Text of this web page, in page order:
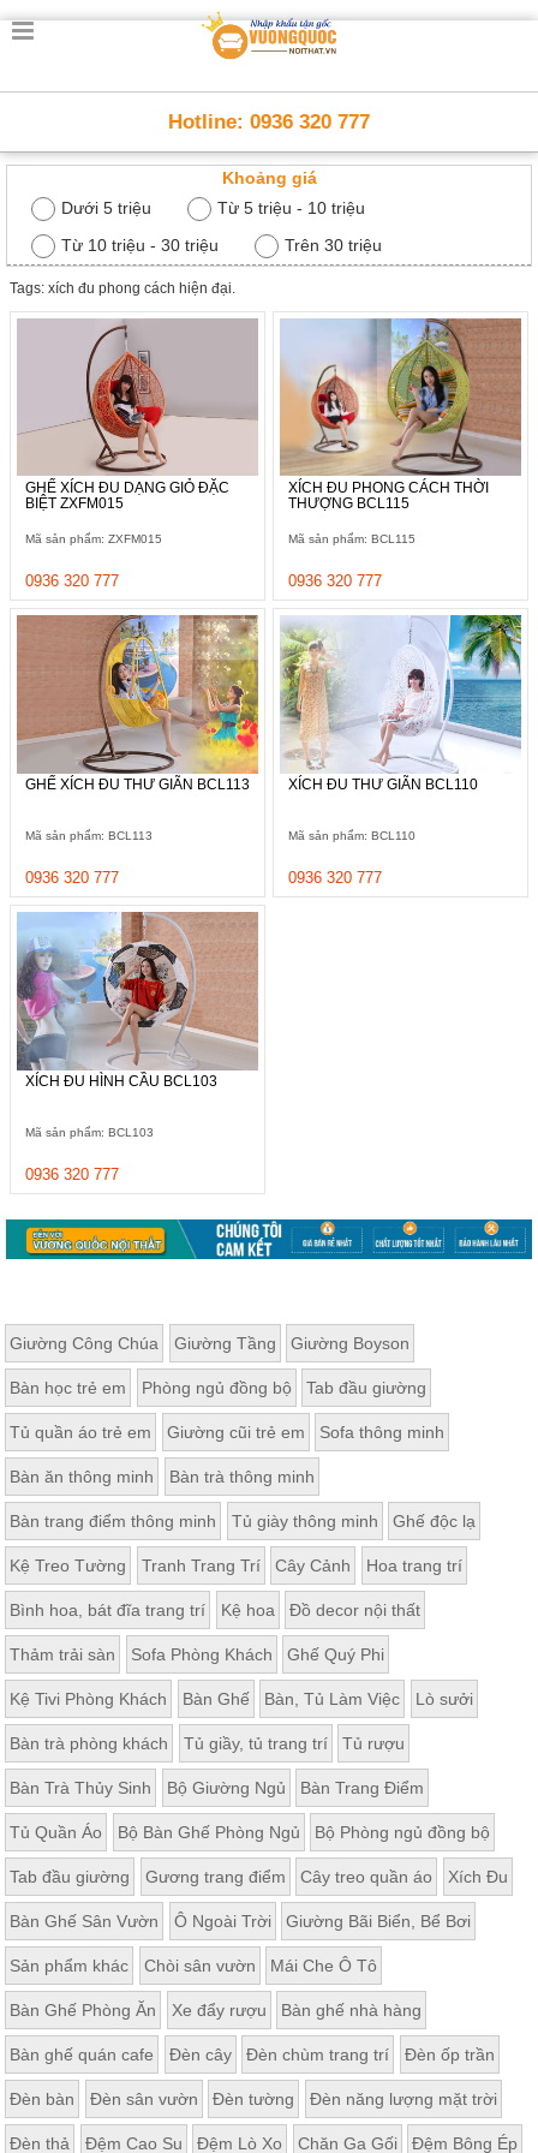
Trang
Thông
thông
Nội
sách
Phòng
Khách
Thất
Ngủ
ngủ, tủ
áo, bàn
trang
Nội
Thất
Phòng
Ăn
Bàn
Thất
Ban
Bàn
ban
công,
xích
đu,
Phụ
Kiện
Trang
Trí
Cây
cảnh
, đồ
trang
Nội
Thất
Nhà
Hàng
Nội
Thất
Nhà
Hàng
Hotline: 0936 320 777
Khoảng giá
Dưới 5 triệu
Từ 5 triệu - 10 triệu
Từ 10 triệu - 30 triệu
Trên 30 triệu
Tags: xích đu phong cách hiện đại.
GHẾ XÍCH ĐU DẠNG GIỎ ĐẶC
BIỆT ZXFM015
Mã sản phẩm: ZXFM015
0936 320 777
XÍCH ĐU PHONG CÁCH THỜI
THƯỢNG BCL115
Mã sản phẩm: BCL115
0936 320 777
GHẾ XÍCH ĐU THƯ GIÃN BCL113
Mã sản phẩm: BCL113
0936 320 777
XÍCH ĐU THƯ GIÃN BCL110
Mã sản phẩm: BCL110
0936 320 777
XÍCH ĐU HÌNH CẦU BCL103
Mã sản phẩm: BCL103
0936 320 777
Giường Công Chúa Giường Tầng Giường Boyson
Bàn học trẻ em Phòng ngủ đồng bộ Tab đầu giường
Tủ quần áo trẻ em Giường cũi trẻ em Sofa thông minh
Bàn ăn thông minh Bàn trà thông minh
Bàn trang điểm thông minh Tủ giày thông minh Ghế độc lạ
Kệ Treo Tường Tranh Trang Trí Cây Cảnh Hoa trang trí
Bình hoa, bát đĩa trang trí Kệ hoa Đồ decor nội thất
Thảm trải sàn Sofa Phòng Khách Ghế Quý Phi
Kệ Tivi Phòng Khách Bàn Ghế Bàn, Tủ Làm Việc Lò sưởi
Bàn trà phòng khách Tủ giầy, tủ trang trí Tủ rượu
Bàn Trà Thủy Sinh Bộ Giường Ngủ Bàn Trang Điểm
Tủ Quần Áo Bộ Bàn Ghế Phòng Ngủ Bộ Phòng ngủ đồng bộ
Tab đầu giường Gương trang điểm Cây treo quần áo Xích Đu
Bàn Ghế Sân Vườn Ô Ngoài Trời Giường Bãi Biển, Bể Bơi
Sản phẩm khác Chòi sân vườn Mái Che Ô Tô
Bàn Ghế Phòng Ăn Xe đẩy rượu Bàn ghế nhà hàng
Bàn ghế quán cafe Đèn cây Đèn chùm trang trí Đèn ốp trần
Đèn bàn Đèn sân vườn Đèn tường Đèn năng lượng mặt trời
Đèn thả Đệm Cao Su Đệm Lò Xo Chăn Ga Gối Đệm Bông Ép